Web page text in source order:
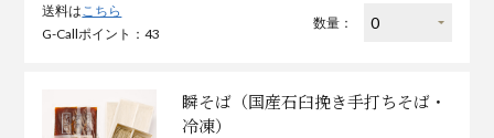
送料はこちら
G-Callポイント：43
数量：
瞬そば（国産石臼挽き手打ちそば・
冷凍）